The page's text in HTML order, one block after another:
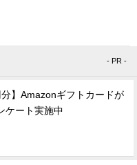
- PR -
分】Amazonギフトカードが
ケート実施中